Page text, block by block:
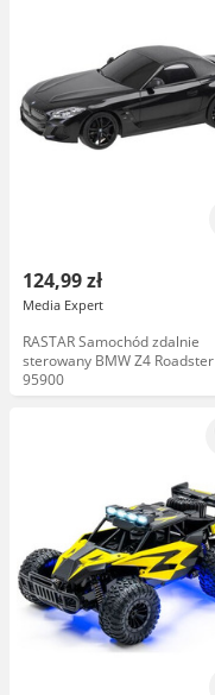
124,99 zł
Media Expert
RASTAR Samochód zdalnie
sterowany BMW Z4 Roadster
95900